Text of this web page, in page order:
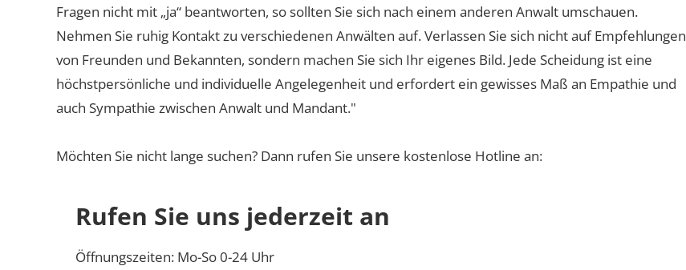
Fragen nicht mit „ja“ beantworten, so sollten Sie sich nach einem anderen Anwalt umschauen.
Nehmen Sie ruhig Kontakt zu verschiedenen Anwälten auf. Verlassen Sie sich nicht auf Empfehlungen
von Freunden und Bekannten, sondern machen Sie sich Ihr eigenes Bild. Jede Scheidung ist eine
höchstpersönliche und individuelle Angelegenheit und erfordert ein gewisses Maß an Empathie und
auch Sympathie zwischen Anwalt und Mandant."
Möchten Sie nicht lange suchen? Dann rufen Sie unsere kostenlose Hotline an:
Rufen Sie uns jederzeit an
Öffnungszeiten: Mo-So 0-24 Uhr